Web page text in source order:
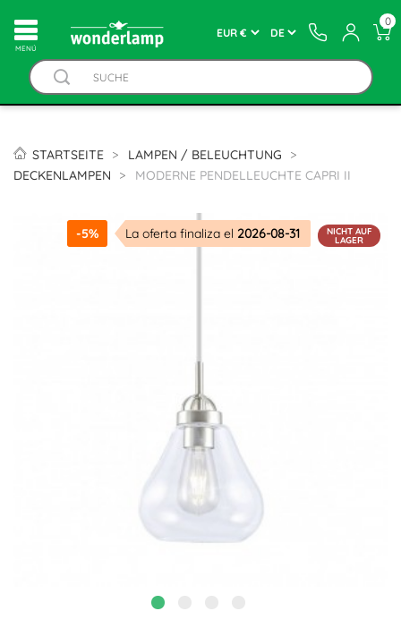
MENÚ
0
STARTSEITE
LAMPEN / BELEUCHTUNG
DECKENLAMPEN
MODERNE PENDELLEUCHTE CAPRI II
-5% La oferta finaliza el 2026-08-31 NICHT AUF
LAGER